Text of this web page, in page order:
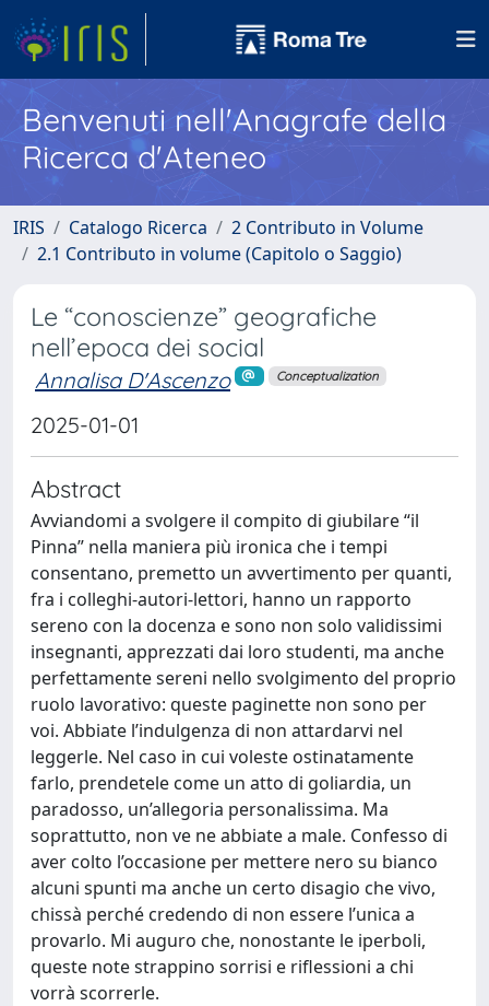
Benvenuti nell'Anagrafe della
Ricerca d'Ateneo
IRIS Catalogo Ricerca
2 Contributo in Volume
2.1 Contributo in volume (Capitolo o Saggio)
Le “conoscienze” geografiche
nell’epoca dei social
Annalisa D'Ascenzo Conceptualization
2025-01-01
Abstract
Avviandomi a svolgere il compito di giubilare “il
Pinna” nella maniera più ironica che i tempi
consentano, premetto un avvertimento per quanti,
fra i colleghi-autori-lettori, hanno un rapporto
sereno con la docenza e sono non solo validissimi
insegnanti, apprezzati dai loro studenti, ma anche
perfettamente sereni nello svolgimento del proprio
ruolo lavorativo: queste paginette non sono per
voi. Abbiate l’indulgenza di non attardarvi nel
leggerle. Nel caso in cui voleste ostinatamente
farlo, prendetele come un atto di goliardia, un
paradosso, un’allegoria personalissima. Ma
soprattutto, non ve ne abbiate a male. Confesso di
aver colto l’occasione per mettere nero su bianco
alcuni spunti ma anche un certo disagio che vivo,
chissà perché credendo di non essere l’unica a
provarlo. Mi auguro che, nonostante le iperboli,
queste note strappino sorrisi e riflessioni a chi
vorrà scorrerle.